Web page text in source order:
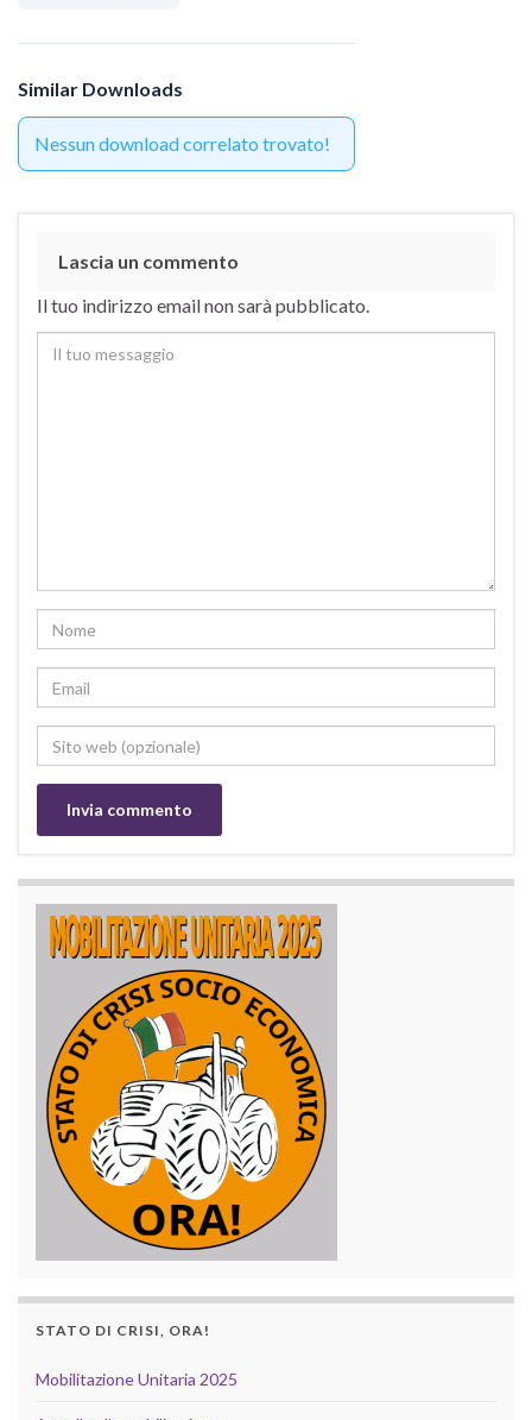
Similar Downloads
Nessun download correlato trovato!
Lascia un commento
Il tuo indirizzo email non sarà pubblicato.
STATO DI CRISI, ORA!
Mobilitazione Unitaria 2025